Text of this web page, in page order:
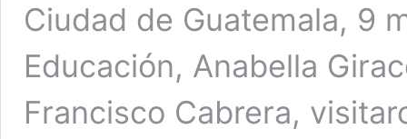
Ciudad de Guatemala, 9
Educación, Anabella
Francisco Cabrera,